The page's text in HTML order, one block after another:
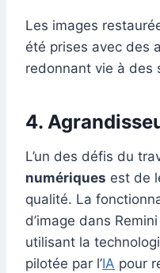
Les images
été prises avec des
redonnant vie à des
4.
L’un des défis du
numériques est de
qualité. La
d’image dans
utilisant la
pilotée par l’IA pour